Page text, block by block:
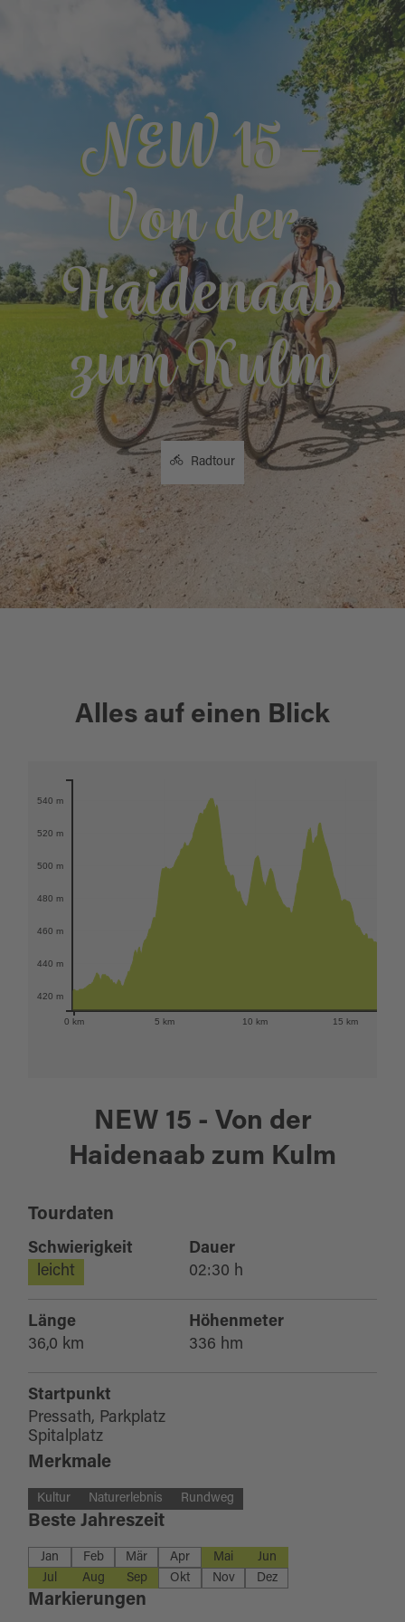
NEW 15 -
Von der
Haidenaab
zum Kulm
Radtour
Alles auf einen Blick
0 km 5 km 10 km 15 km
420 m
440 m
460 m
480 m
500 m
520 m
540 m
NEW 15 - Von der
Haidenaab zum Kulm
Tourdaten
Schwierigkeit
leicht
Dauer
02:30 h
Länge
36,0 km
Höhenmeter
336 hm
Startpunkt
Pressath, Parkplatz
Spitalplatz
Merkmale
Kultur Naturerlebnis Rundweg
Beste Jahreszeit
Jan Feb Mär Apr Mai
Jun
Jul
Aug Sep Okt Nov Dez
Markierungen